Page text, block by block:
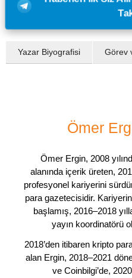
Yazar Biyografisi Görev
Ömer
Ömer Ergin, 2008
alanında içerik üreten,
profesyonel kariyerini
para gazetecisidir.
başlamış, 2016–2018
yayın koordinatörü
2018’den itibaren kripto
alan Ergin, 2018–2021
ve Coinbilgi’de,